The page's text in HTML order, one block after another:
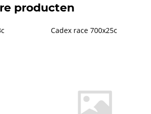
producten
Cadex race 700x25c